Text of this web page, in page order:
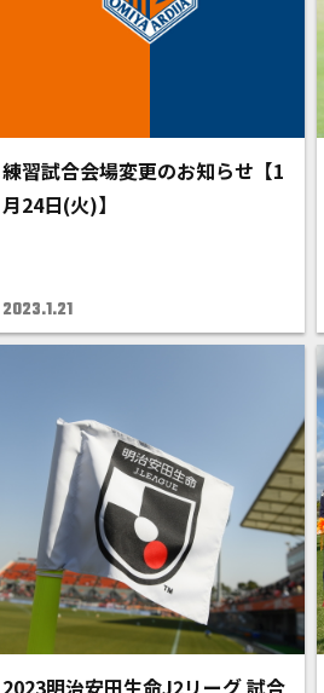
練習試合会場変更のお知らせ【1
月24日(火)】
2023.1.21
2023明治安田生命J2リーグ 試合